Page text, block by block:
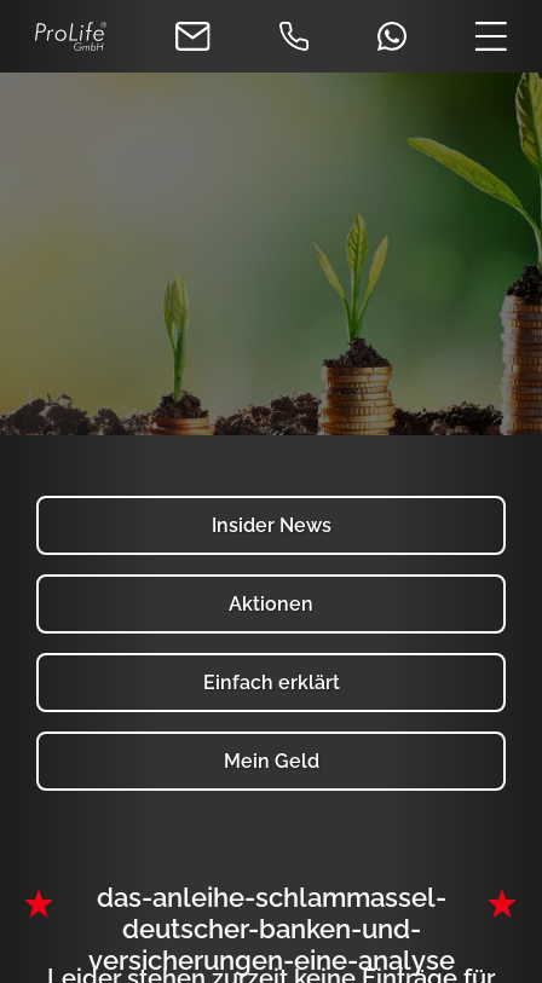
Insider News
Aktionen
Einfach erklärt
Mein Geld
das-anleihe-schlammassel-
deutscher-banken-und-
versicherungen-eine-analyse